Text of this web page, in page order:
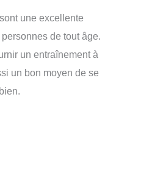
une excellente
de tout âge.
un entraînement à
un bon moyen de se